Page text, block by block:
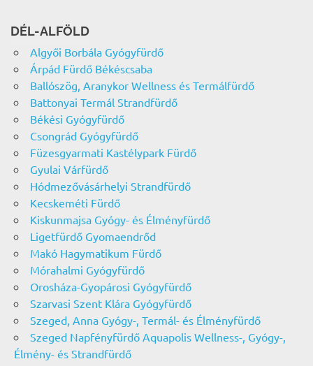
DÉL-ALFÖLD
Algyői Borbála Gyógyfürdő
Árpád Fürdő Békéscsaba
Ballószög, Aranykor Wellness és Termálfürdő
Battonyai Termál Strandfürdő
Békési Gyógyfürdő
Csongrád Gyógyfürdő
Füzesgyarmati Kastélypark Fürdő
Gyulai Várfürdő
Hódmezővásárhelyi Strandfürdő
Kecskeméti Fürdő
Kiskunmajsa Gyógy- és Élményfürdő
Ligetfürdő Gyomaendrőd
Makó Hagymatikum Fürdő
Mórahalmi Gyógyfürdő
Orosháza-Gyopárosi Gyógyfürdő
Szarvasi Szent Klára Gyógyfürdő
Szeged, Anna Gyógy-, Termál- és Élményfürdő
Szeged Napfényfürdő Aquapolis Wellness-, Gyógy-,
Élmény- és Strandfürdő